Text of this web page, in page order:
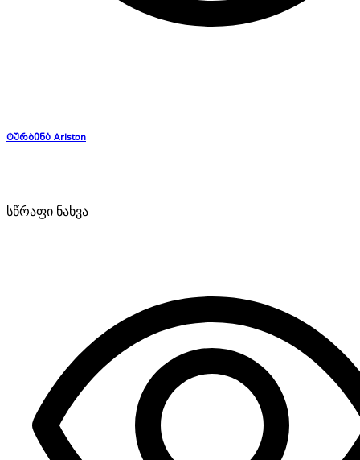
ტურბინა Ariston
სწრაფი ნახვა